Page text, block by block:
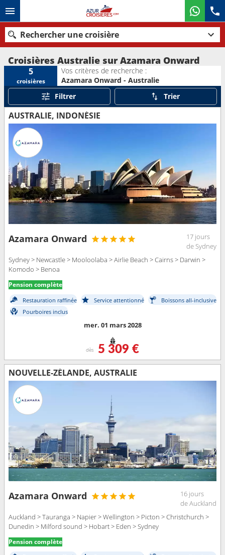
Rechercher une croisière
Nos destinations
Mois de départ
Ports
Rechercher
Croisières Australie sur Azamara Onward
5
croisières
Vos critères de recherche :
Azamara Onward - Australie
Filtrer
Trier
AUSTRALIE, INDONÉSIE
Azamara Onward
17 jours
de Sydney
Sydney > Newcastle > Mooloolaba > Airlie Beach > Cairns > Darwin >
Komodo > Benoa
Pension complète
Restauration raffinée Service attentionné
Boissons all-inclusive
Pourboires inclus
mer. 01 mars 2028
dès 5 309 €
NOUVELLE-ZÉLANDE, AUSTRALIE
Azamara Onward
16 jours
de Auckland
Auckland > Tauranga > Napier > Wellington > Picton > Christchurch >
Dunedin > Milford sound > Hobart > Eden > Sydney
Pension complète